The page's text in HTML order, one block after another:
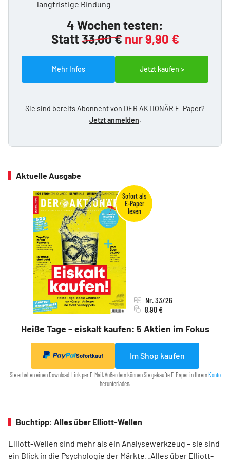
langfristige Bindung
4 Wochen testen:
Statt33,00 € nur 9,90 €
Mehr Infos Jetzt kaufen >
Sie sind bereits Abonnent von DER AKTIONÄR E-Paper?
Jetzt anmelden.
Aktuelle Ausgabe
Heiße Tage – eiskalt kaufen: 5 Aktien im Fokus
Nr. 33/26
8,90 €
Sofortkauf Im Shop kaufen
Sie erhalten einen Download-Link per E-Mail. Außerdem können Sie gekaufte E-Paper in IhremKonto
herunterladen.
Buchtipp: Alles über Elliott-Wellen
Elliott-Wellen sind mehr als ein Analysewerkzeug – sie sind
ein Blick in die Psychologie der Märkte. „Alles über Elliott-